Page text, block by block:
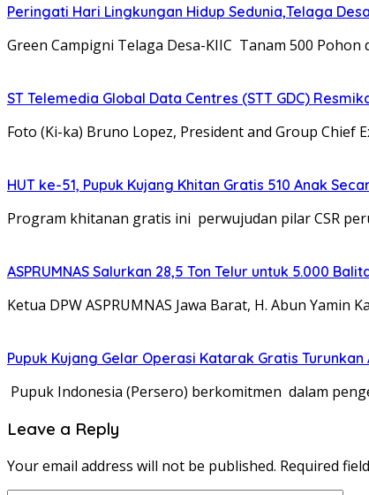
Peringati Hari Lingkungan Hidup Sedunia,Telaga
Green Campigni Telaga Desa-KIIC Tanam 500
ST Telemedia Global Data Centres (STT GDC)
Foto (Ki-ka) Bruno Lopez, President and Group Chief
HUT ke-51, Pupuk Kujang Khitan Gratis 510 Anak
Program khitanan gratis ini perwujudan pilar CSR
ASPRUMNAS Salurkan 28,5 Ton Telur untuk 5.000
Ketua DPW ASPRUMNAS Jawa Barat, H. Abun
Pupuk Kujang Gelar Operasi Katarak Gratis
Pupuk Indonesia (Persero) berkomitmen dalam
Leave a Reply
Your email address will not be published. Required